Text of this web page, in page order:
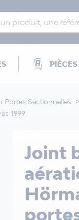
Portes Sectionnelles
1999
Joint